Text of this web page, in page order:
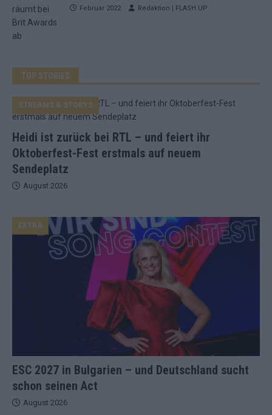
Februar 2022 Redaktion | FLASH UP
TOP STORIES
Heidi ist zurück bei RTL – und feiert ihr
Oktoberfest-Fest erstmals auf neuem
Sendeplatz
STREAMS & STORYS
August 2026
ESC 2027 in Bulgarien – und Deutschland sucht
schon seinen Act
EXTRA
August 2026